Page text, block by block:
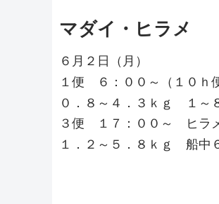
マダイ・ヒラメ
６月２日（月）
１便 ６：００～（１０ｈ
０．８～４．３ｋｇ １～
３便 １７：００～ ヒラ
１．２～５．８ｋｇ 船中